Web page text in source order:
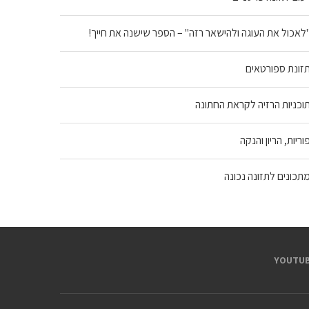
"לאכול את העוגה ולהישאר רזה" – הספר שישנה את חייך!
תזונת ספורטאים
תוכניות הרזיה לקראת החתונה
פוריות, הריון והנקה
מתכונים לתזונה נכונה